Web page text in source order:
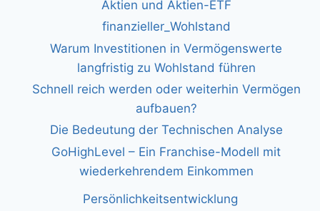
Aktien und Aktien-ETF
finanzieller_Wohlstand
Warum Investitionen in Vermögenswerte
langfristig zu Wohlstand führen
Schnell reich werden oder weiterhin Vermögen
aufbauen?
Die Bedeutung der Technischen Analyse
GoHighLevel – Ein Franchise-Modell mit
wiederkehrendem Einkommen
Persönlichkeitsentwicklung